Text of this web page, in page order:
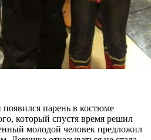
парень в костюме
который спустя время решил
молодой человек предложил